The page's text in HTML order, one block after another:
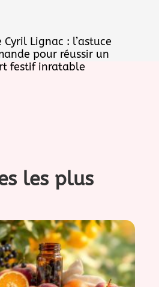
Cyril Lignac : l’astuce
pour réussir un
festif inratable
les plus